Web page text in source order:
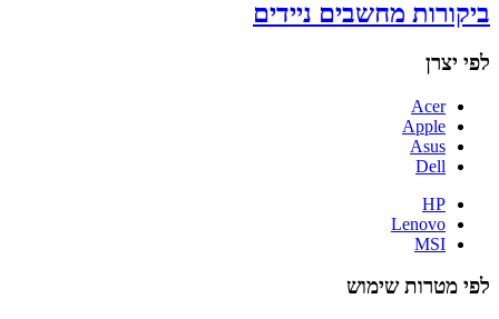
ביקורות מחשבים ניידים
לפי יצרן
Acer
Apple
Asus
Dell
HP
Lenovo
MSI
לפי מטרות שימוש